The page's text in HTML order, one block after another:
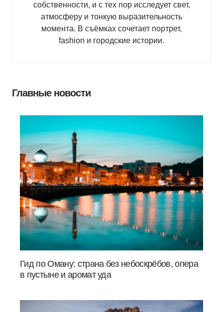
собственности, и с тех пор исследует свет,
атмосферу и тонкую выразительность
момента. В съёмках сочетает портрет,
fashion и городские истории.
Главные новости
Гид по Оману: страна без небоскрёбов, опера
в пустыне и аромат уда